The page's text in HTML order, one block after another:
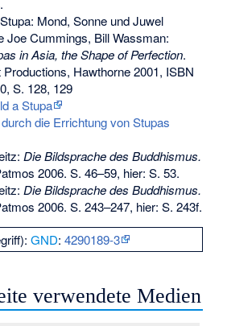
.
Mond, Sonne und Juwel
Joe Cummings, Bill Wassman:
in Asia, the Shape of Perfection.
Productions, Hawthorne 2001, ISBN
, S. 128, 129
a Stupa
die Errichtung von Stupas
Die Bildsprache des Buddhismus.
2006. S. 46–59, hier: S. 53.
Die Bildsprache des Buddhismus.
2006. S. 243–247, hier: S. 243f.
GND:4290189-3
verwendete Medien